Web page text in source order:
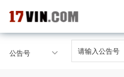
17VIN车架号查询首页
公告号